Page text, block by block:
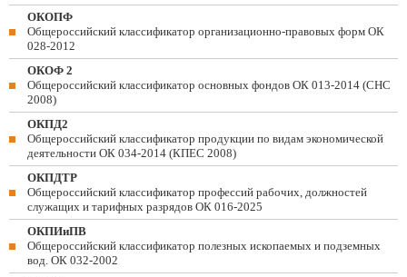
ОКОПФ
Общероссийский классификатор организационно-правовых форм ОК
028-2012
ОКОФ 2
Общероссийский классификатор основных фондов ОК 013-2014 (СНС
2008)
ОКПД2
Общероссийский классификатор продукции по видам экономической
деятельности ОК 034-2014 (КПЕС 2008)
ОКПДТР
Общероссийский классификатор профессий рабочих, должностей
служащих и тарифных разрядов ОК 016-2025
ОКПИиПВ
Общероссийский классификатор полезных ископаемых и подземных
вод. ОК 032-2002